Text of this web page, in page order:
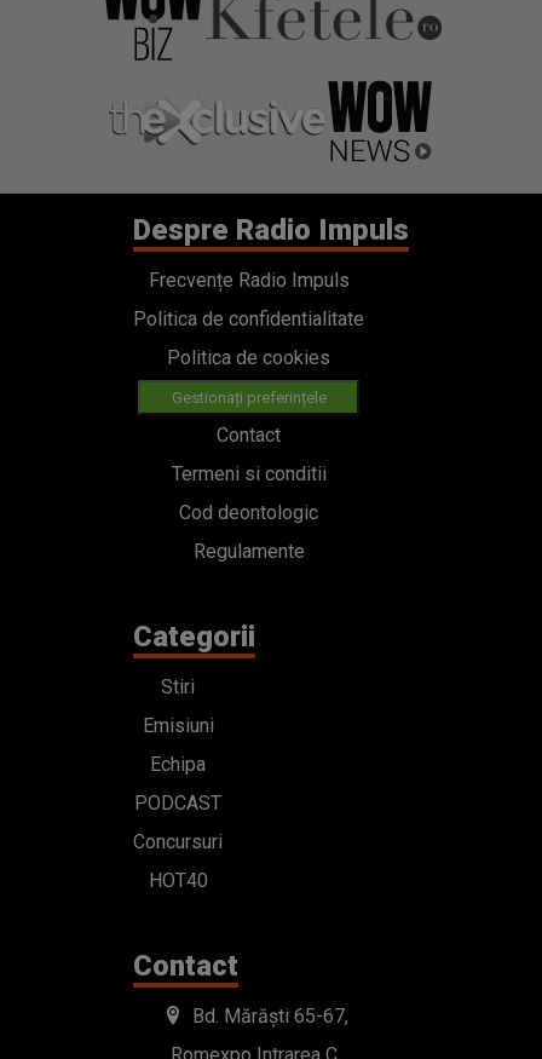
Despre Radio Impuls
Frecvențe Radio Impuls
Politica de confidentialitate
Politica de cookies
Gestionați preferințele
Contact
Termeni si conditii
Cod deontologic
Regulamente
Categorii
Stiri
Emisiuni
Echipa
PODCAST
Concursuri
HOT40
Contact
Bd. Mărăști 65-67,